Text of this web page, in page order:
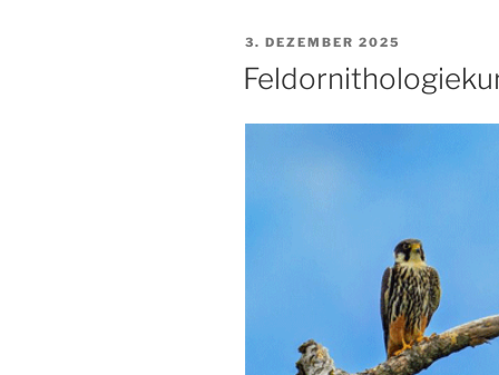
VERÖFFENTLICHT
AM
3. DEZEMBER 2025